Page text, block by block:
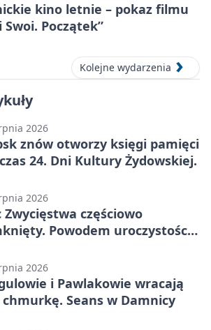
kino letnie – pokaz filmu
Swoi. Początek”
Kolejne wydarzenia
2026
znów otworzy księgi pamięci
24. Dni Kultury Żydowskiej.
2026
Zwycięstwa częściowo
Powodem uroczystości
2026
i Pawlakowie wracają
chmurkę. Seans w Damnicy